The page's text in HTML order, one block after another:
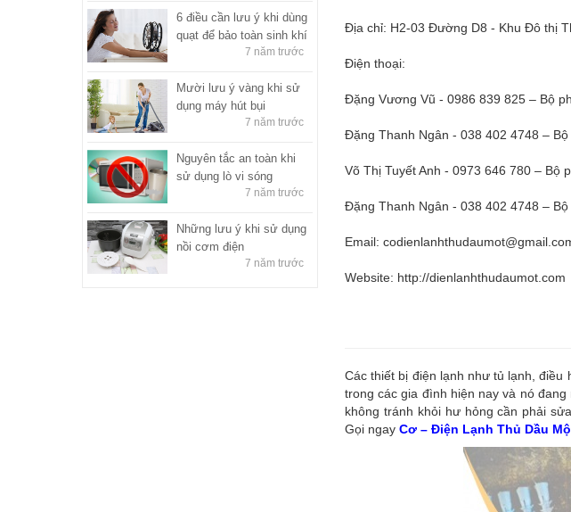
Địa chỉ: H2-03 Đường D8 - Khu Đô thị
Điện thoại:
Đặng Vương Vũ - 0986 839 825 – Bộ
Đặng Thanh Ngân - 038 402 4748 – Bộ
Võ Thị Tuyết Anh - 0973 646 780 – Bộ
Đặng Thanh Ngân - 038 402 4748 –
Email:
Website: http://dienlanhthudaumot.com
Các thiết bị điện lạnh như tủ lạnh,
trong các gia đình hiện nay và nó
không tránh khỏi hư hỏng cần phải
Gọi ngay Cơ – Điện Lạnh Thủ Dầu
6 điều cần lưu ý khi dùng
quạt để bảo toàn sinh khí
7 năm trước
Mười lưu ý vàng khi sử
dụng máy hút bụi
7 năm trước
Nguyên tắc an toàn khi
sử dụng lò vi sóng
7 năm trước
Những lưu ý khi sử dụng
nồi cơm điện
7 năm trước